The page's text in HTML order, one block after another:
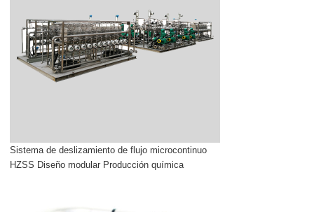
Sistema de deslizamiento de flujo microcontinuo
HZSS Diseño modular Producción química